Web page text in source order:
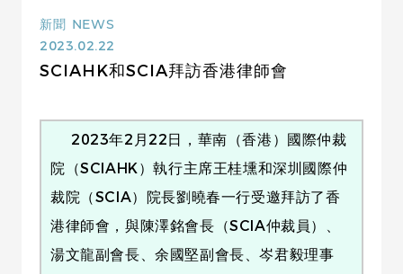
新聞 NEWS
2023.02.22
SCIAHK和SCIA拜訪香港律師會
2023年2月22日，華南（香港）國際仲裁
院（SCIAHK）執行主席王桂壎和深圳國際仲
裁院（SCIA）院長劉曉春一行受邀拜訪了香
港律師會，與陳澤銘會長（SCIA仲裁員）、
湯文龍副會長、余國堅副會長、岑君毅理事